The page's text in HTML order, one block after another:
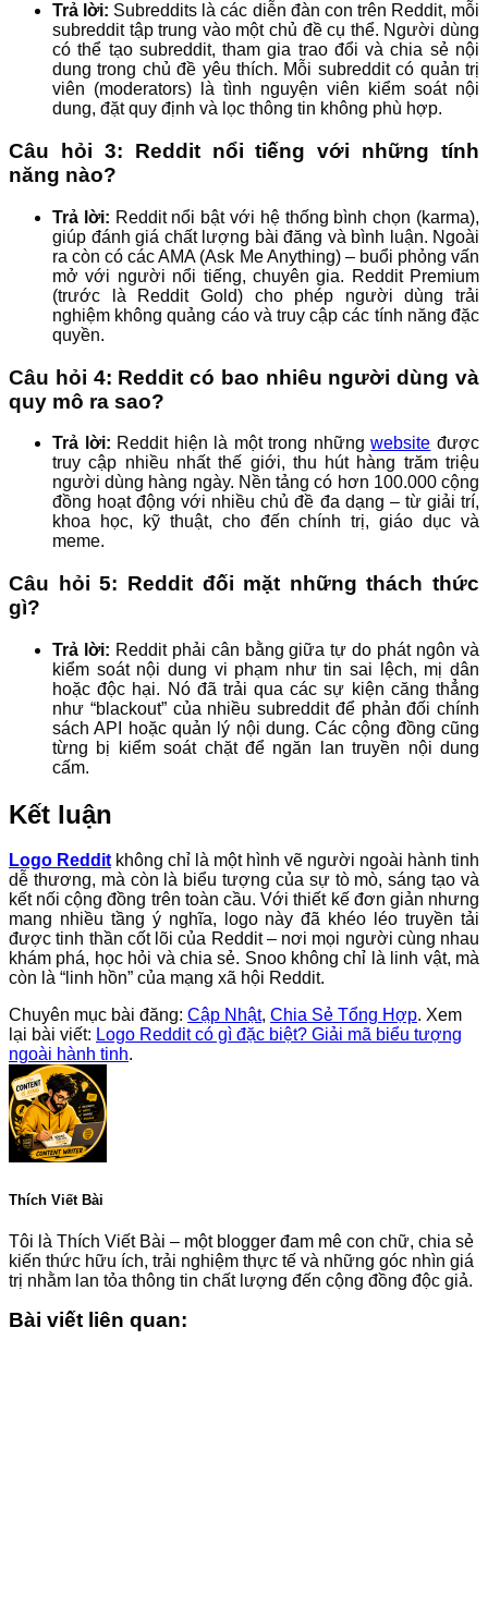
Trả lời: Subreddits là các diễn đàn con trên Reddit, mỗi
subreddit tập trung vào một chủ đề cụ thể. Người dùng
có thể tạo subreddit, tham gia trao đổi và chia sẻ nội
dung trong chủ đề yêu thích. Mỗi subreddit có quản trị
viên (moderators) là tình nguyện viên kiểm soát nội
dung, đặt quy định và lọc thông tin không phù hợp.
Câu hỏi 3: Reddit nổi tiếng với những tính
năng nào?
Trả lời: Reddit nổi bật với hệ thống bình chọn (karma),
giúp đánh giá chất lượng bài đăng và bình luận. Ngoài
ra còn có các AMA (Ask Me Anything) – buổi phỏng vấn
mở với người nổi tiếng, chuyên gia. Reddit Premium
(trước là Reddit Gold) cho phép người dùng trải
nghiệm không quảng cáo và truy cập các tính năng đặc
quyền.
Câu hỏi 4: Reddit có bao nhiêu người dùng và
quy mô ra sao?
Trả lời: Reddit hiện là một trong nhữngwebsite được
truy cập nhiều nhất thế giới, thu hút hàng trăm triệu
người dùng hàng ngày. Nền tảng có hơn 100.000 cộng
đồng hoạt động với nhiều chủ đề đa dạng – từ giải trí,
khoa học, kỹ thuật, cho đến chính trị, giáo dục và
meme.
Câu hỏi 5: Reddit đối mặt những thách thức
gì?
Trả lời: Reddit phải cân bằng giữa tự do phát ngôn và
kiểm soát nội dung vi phạm như tin sai lệch, mị dân
hoặc độc hại. Nó đã trải qua các sự kiện căng thẳng
như “blackout” của nhiều subreddit để phản đối chính
sách API hoặc quản lý nội dung. Các cộng đồng cũng
từng bị kiểm soát chặt để ngăn lan truyền nội dung
cấm.
Kết luận
Logo Reddit không chỉ là một hình vẽ người ngoài hành tinh
dễ thương, mà còn là biểu tượng của sự tò mò, sáng tạo và
kết nối cộng đồng trên toàn cầu. Với thiết kế đơn giản nhưng
mang nhiều tầng ý nghĩa, logo này đã khéo léo truyền tải
được tinh thần cốt lõi của Reddit – nơi mọi người cùng nhau
khám phá, học hỏi và chia sẻ. Snoo không chỉ là linh vật, mà
còn là “linh hồn” của mạng xã hội Reddit.
Chuyên mục bài đăng: Cập Nhật, Chia Sẻ Tổng Hợp. Xem
lại bài viết: Logo Reddit có gì đặc biệt? Giải mã biểu tượng
ngoài hành tinh.
Thích Viết Bài
Tôi là Thích Viết Bài – một blogger đam mê con chữ, chia sẻ
kiến thức hữu ích, trải nghiệm thực tế và những góc nhìn giá
trị nhằm lan tỏa thông tin chất lượng đến cộng đồng độc giả.
Bài viết liên quan: